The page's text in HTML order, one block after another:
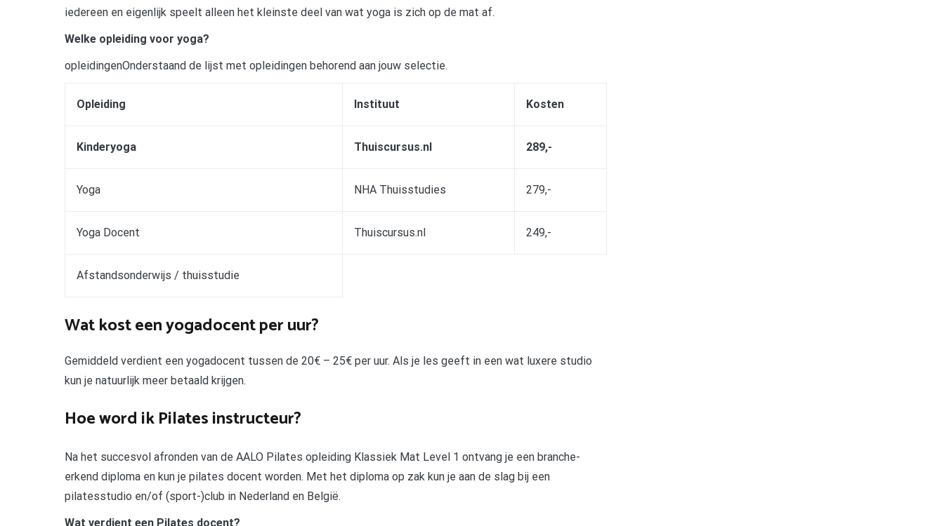
iedereen en eigenlijk speelt alleen het kleinste deel van wat yoga is zich op de mat af.
Welke opleiding voor yoga?
opleidingenOnderstaand de lijst met opleidingen behorend aan jouw selectie.
Opleiding Instituut Kosten
Kinderyoga Thuiscursus.nl 289,-
Yoga NHA Thuisstudies 279,-
Yoga Docent Thuiscursus.nl 249,-
Afstandsonderwijs / thuisstudie
Wat kost een yogadocent per uur?
Gemiddeld verdient een yogadocent tussen de 20€ – 25€ per uur. Als je les geeft in een wat luxere studio
kun je natuurlijk meer betaald krijgen.
Hoe word ik Pilates instructeur?
Na het succesvol afronden van de AALO Pilates opleiding Klassiek Mat Level 1 ontvang je een branche-
erkend diploma en kun je pilates docent worden. Met het diploma op zak kun je aan de slag bij een
pilatesstudio en/of (sport-)club in Nederland en België.
Wat verdient een Pilates docent?